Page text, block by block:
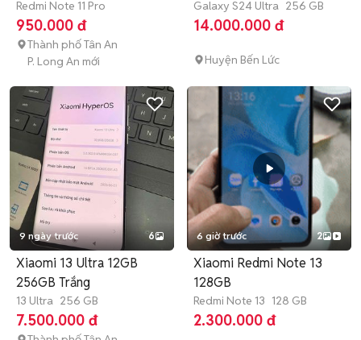
Redmi Note 11 Pro
950.000 đ
Thành phố Tân An
P. Long An mới
Galaxy S24 Ultra 256 GB
14.000.000 đ
Huyện Bến Lức
9 ngày trước 6
Xiaomi 13 Ultra 12GB
256GB Trắng
13 Ultra 256 GB
7.500.000 đ
6 giờ trước 2
Xiaomi Redmi Note 13
128GB
Redmi Note 13 128 GB
2.300.000 đ